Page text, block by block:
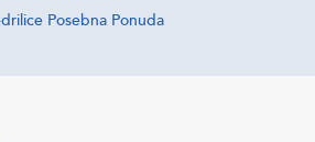
Posebna Ponuda